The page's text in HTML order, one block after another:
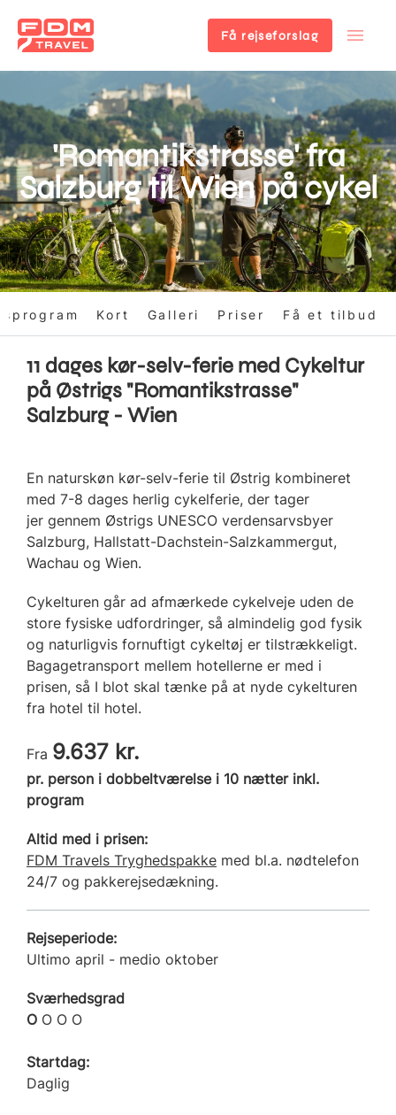
hovedindhold
Få rejseforslag
'Romantikstrasse' fra
Salzburg til Wien på cykel
Kort Galleri Priser Få et tilbud
11 dages kør-selv-ferie med Cykeltur
på Østrigs "Romantikstrasse"
Salzburg - Wien
En naturskøn kør-selv-ferie til Østrig kombineret
med 7-8 dages herlig cykelferie, der tager
jer gennem Østrigs UNESCO verdensarvsbyer
Salzburg, Hallstatt-Dachstein-Salzkammergut,
Wachau og Wien.
Cykelturen går ad afmærkede cykelveje uden de
store fysiske udfordringer, så almindelig god fysik
og naturligvis fornuftigt cykeltøj er tilstrækkeligt.
Bagagetransport mellem hotellerne er med i
prisen, så I blot skal tænke på at nyde cykelturen
fra hotel til hotel.
Fra 9.637 kr.
pr. person i dobbeltværelse i 10 nætter inkl.
program
Altid med i prisen:
FDM Travels Tryghedspakke med bl.a. nødtelefon
24/7 og pakkerejsedækning.
Rejseperiode:
Ultimo april - medio oktober
Sværhedsgrad
O O O O
Startdag:
Daglig